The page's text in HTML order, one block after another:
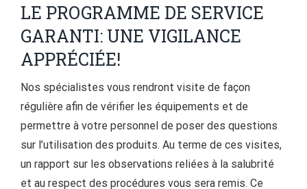
LE PROGRAMME DE SERVICE
GARANTI: UNE VIGILANCE
APPRÉCIÉE!
Nos spécialistes vous rendront visite de façon
régulière afin de vérifier les équipements et de
permettre à votre personnel de poser des questions
sur l’utilisation des produits. Au terme de ces visites,
un rapport sur les observations reliées à la salubrité
et au respect des procédures vous sera remis. Ce